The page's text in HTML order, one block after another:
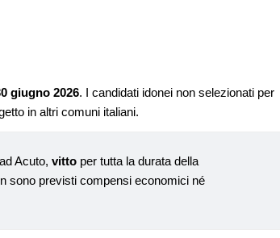
giugno 2026. I candidati idonei non selezionati per
in altri comuni italiani.
Acuto, vitto per tutta la durata della
sono previsti compensi economici né